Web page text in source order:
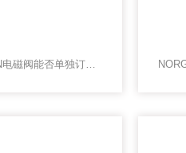
NORGREN电磁阀能否单独订购线圈？